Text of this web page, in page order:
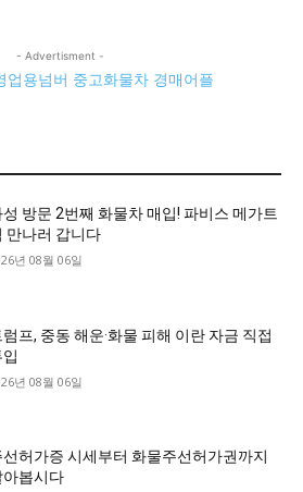
- Advertisment -
성 방문 2번째 화물차 매입! 파비스 메가트
만나러 갑니다
년 08월 06일
럼프, 중동 해운·화물 피해 이란 자금 직접
년 08월 06일
선허가증 시세부터 화물주선허가권까지
아봅시다